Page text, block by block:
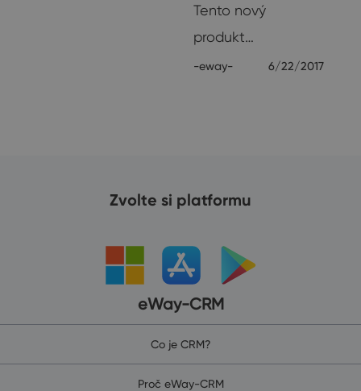
Tento nový
produkt…
-eway- 6/22/2017
Zvolte si platformu
eWay-CRM
Co je CRM?
Proč eWay-CRM